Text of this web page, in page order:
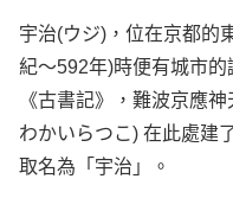
宇治(ウジ)，位在京都的
紀～592年)時便有城市
《古書記》，難波京應
わかいらつこ) 在此處建
取名為「宇治」。